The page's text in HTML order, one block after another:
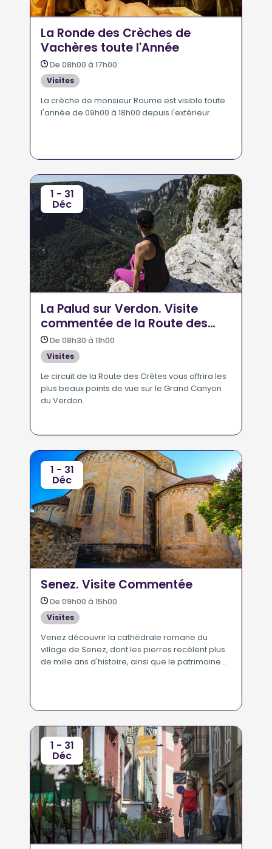
La Ronde des Crèches de
Vachères toute l'Année
De 08h00 à 17h00
Visites
La crèche de monsieur Roume est visible toute
l'année de 09h00 à 18h00 depuis l'extérieur.
1 - 31
Déc
La Palud sur Verdon. Visite
commentée de la Route des
Crêtes
De 08h30 à 11h00
Visites
Le circuit de la Route des Crêtes vous offrira les
plus beaux points de vue sur le Grand Canyon
du Verdon.
1 - 31
Déc
Senez. Visite Commentée
De 09h00 à 15h00
Visites
Venez découvrir la cathédrale romane du
village de Senez, dont les pierres recèlent plus
de mille ans d'histoire, ainsi que le patrimoine
1 - 31
Déc